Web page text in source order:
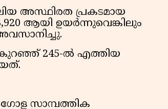
അസ്ഥിരത പ്രകടമായ
ആയി ഉയർന്നുവെങ്കിലും
കുറഞ്ഞ് ₹245-ൽ എത്തിയ
സാമ്പത്തിക